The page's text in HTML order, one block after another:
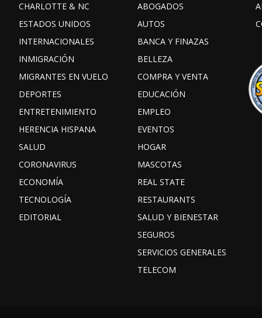
CHARLOTTE & NC
ESTADOS UNIDOS
INTERNACIONALES
INMIGRACIÓN
MIGRANTES EN VUELO
DEPORTES
ENTRETENIMIENTO
HERENCIA HISPANA
SALUD
CORONAVIRUS
ECONOMÍA
TECNOLOGÍA
EDITORIAL
ABOGADOS
AUTOS
BANCA Y FINAZAS
BELLEZA
COMPRA Y VENTA
EDUCACIÓN
EMPLEO
EVENTOS
HOGAR
MASCOTAS
REAL STATE
RESTAURANTS
SALUD Y BIENESTAR
SEGUROS
SERVICIOS GENERALES
TELECOM